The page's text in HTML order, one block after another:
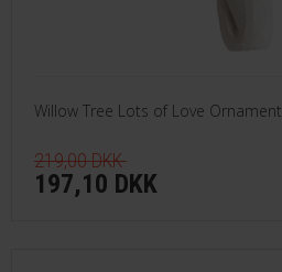
Willow Tree Lots of Love Ornament
219,00 DKK
197,10 DKK